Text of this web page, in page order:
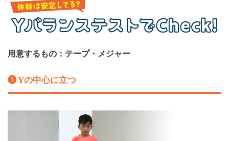
用意するもの：テープ・メジャー
❶ Yの中心に立つ